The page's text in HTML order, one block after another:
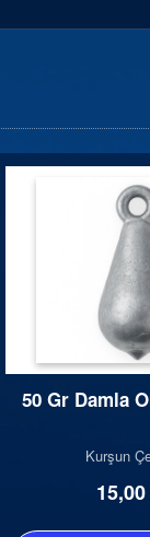
50 Gr Damla
Kurşun